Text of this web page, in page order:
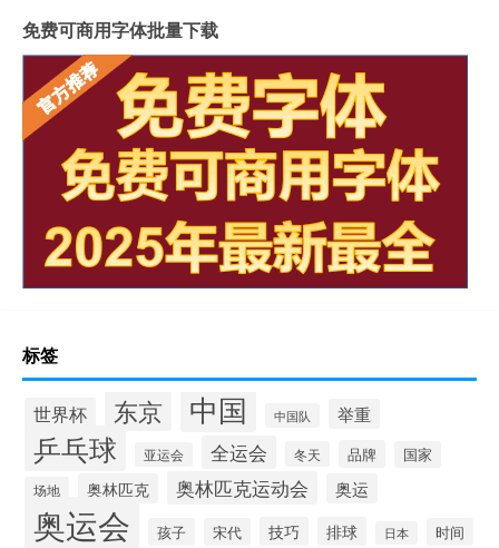
免费可商用字体批量下载
标签
世界杯 东京 中国 中国队 举重
乒乓球 亚运会 全运会 冬天 品牌 国家
场地 奥林匹克 奥林匹克运动会 奥运
奥运会 孩子 宋代 技巧 排球 日本 时间